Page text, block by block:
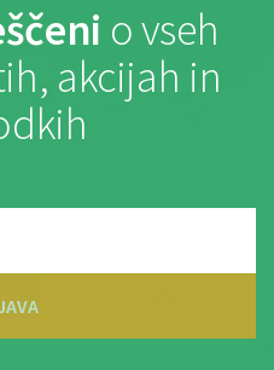
o vseh
akcijah in